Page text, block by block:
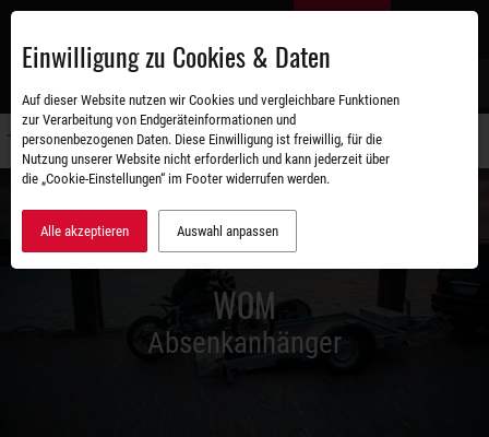
Zum
WOM
Absenkanhänger
Einwilligung zu Cookies & Daten
Auf dieser Website nutzen wir Cookies und vergleichbare Funktionen
zur Verarbeitung von Endgeräteinformationen und
personenbezogenen Daten. Diese Einwilligung ist freiwillig, für die
Nutzung unserer Website nicht erforderlich und kann jederzeit über
die „Cookie-Einstellungen“ im Footer widerrufen werden.
Alle akzeptieren Auswahl anpassen